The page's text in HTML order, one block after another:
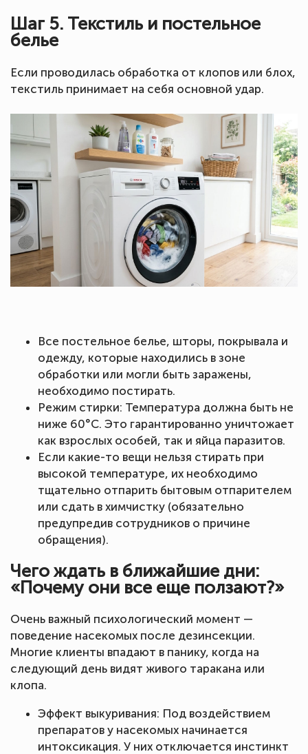
Шаг 5. Текстиль и постельное
белье
Если проводилась обработка от клопов или блох,
текстиль принимает на себя основной удар.
Все постельное белье, шторы, покрывала и
одежду, которые находились в зоне
обработки или могли быть заражены,
необходимо постирать.
Режим стирки: Температура должна быть не
ниже 60°C. Это гарантированно уничтожает
как взрослых особей, так и яйца паразитов.
Если какие-то вещи нельзя стирать при
высокой температуре, их необходимо
тщательно отпарить бытовым отпарителем
или сдать в химчистку (обязательно
предупредив сотрудников о причине
обращения).
Чего ждать в ближайшие дни:
«Почему они все еще ползают?»
Очень важный психологический момент —
поведение насекомых после дезинсекции.
Многие клиенты впадают в панику, когда на
следующий день видят живого таракана или
клопа.
Эффект выкуривания: Под воздействием
препаратов у насекомых начинается
интоксикация. У них отключается инстинкт